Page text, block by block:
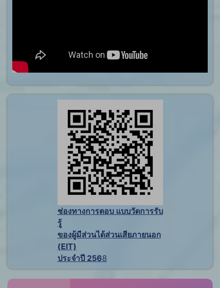
ช่องทางการตอบ แบบวัดการรับ
รู้
ของผู้มีส่วนได้ส่วนเสียภายนอก
(EIT)
ประจำปี 2568